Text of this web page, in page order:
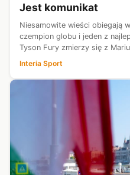
Jest komunikat
Niesamowite wieści obiegają
czempion globu i jeden z
Tyson Fury zmierzy się z
podał magazyn "The Ring",
Podano datę pojed...
Interia Sport